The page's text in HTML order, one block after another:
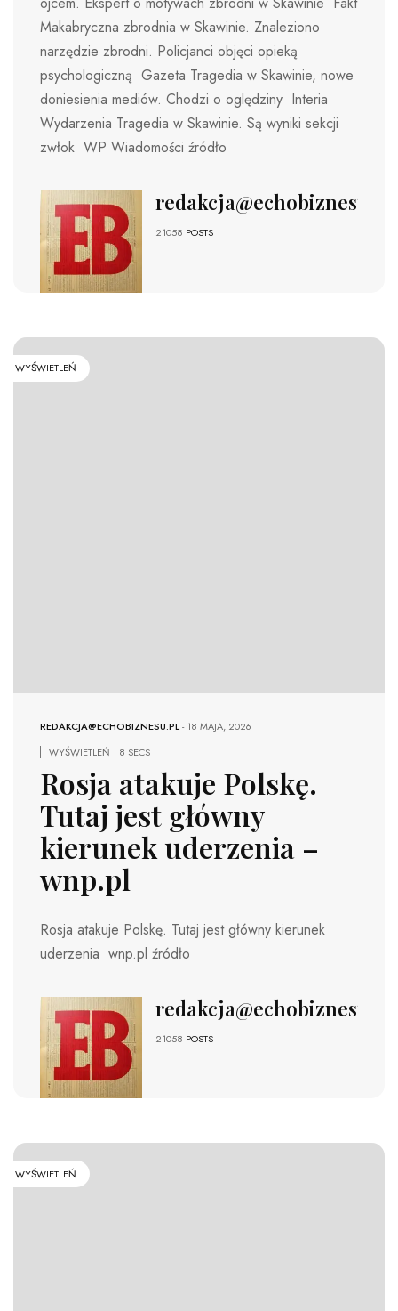
Makabryczna zbrodnia w Skawinie. Znaleziono
narzędzie zbrodni. Policjanci objęci opieką
psychologiczną Gazeta Tragedia w Skawinie, nowe
doniesienia mediów. Chodzi o oględziny Interia
Wydarzenia Tragedia w Skawinie. Są wyniki sekcji
zwłok WP Wiadomości źródło
redakcja@echobiznesu.pl
21058 POSTS
WYŚWIETLEŃ
REDAKCJA@ECHOBIZNESU.PL-18 MAJA, 2026
WYŚWIETLEŃ
8 SECS
Rosja atakuje Polskę.
Tutaj jest główny
kierunek uderzenia –
wnp.pl
Rosja atakuje Polskę. Tutaj jest główny kierunek
uderzenia wnp.pl źródło
redakcja@echobiznesu.pl
21058 POSTS
WYŚWIETLEŃ